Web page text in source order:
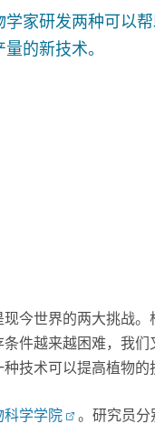
学家研发两种可以
的新技术。
今世界的两大挑战。
件越来越困难，我
技术可以提高植物
科学学院 。研究员分